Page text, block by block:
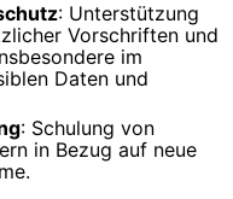
: Unterstützung
Vorschriften und
im
Daten und
: Schulung von
in Bezug auf neue